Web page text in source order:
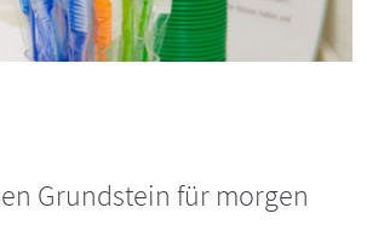
Grundstein für morgen